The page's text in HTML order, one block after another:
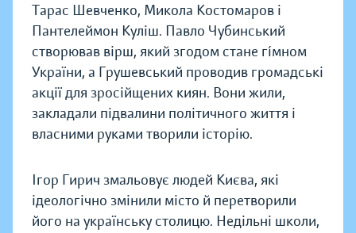
Тарас Шевченко, Микола Костомаров і
Пантелеймон Куліш. Павло Чубинський
створював вірш, який згодом стане гíмном
України, а Грушевський проводив громадські
акції для зросійщених киян. Вони жили,
закладали підвалини політичного життя і
власними руками творили історію.
Ігор Гирич змальовує людей Києва, які
ідеологічно змінили місто й перетворили
його на українську столицю. Недільні школи,